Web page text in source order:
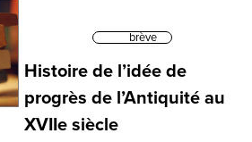
brève
Histoire de l’idée de
progrès de l’Antiquité au
XVIIe siècle